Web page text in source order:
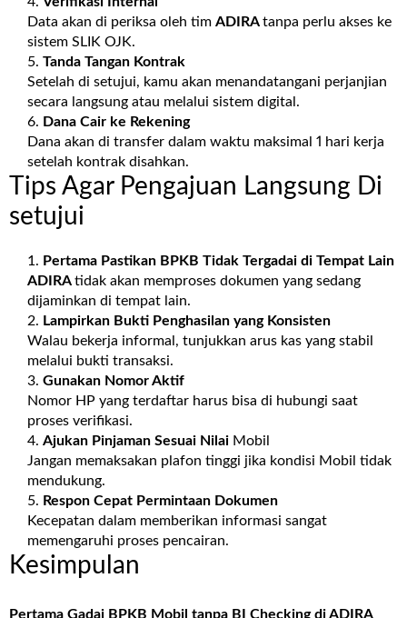
Data akan di periksa oleh tim ADIRAtanpa perlu akses ke
sistem SLIK OJK.
Tanda Tangan Kontrak
Setelah di setujui, kamu akan menandatangani perjanjian
secara langsung atau melalui sistem digital.
Dana Cair ke Rekening
Dana akan di transfer dalam waktu maksimal 1 hari kerja
setelah kontrak disahkan.
Tips Agar Pengajuan Langsung Di
setujui
Pertama Pastikan BPKB Tidak Tergadai di Tempat Lain
ADIRAtidak akan memproses dokumen yang sedang
dijaminkan di tempat lain.
Lampirkan Bukti Penghasilan yang Konsisten
Walau bekerja informal, tunjukkan arus kas yang stabil
melalui bukti transaksi.
Gunakan Nomor Aktif
Nomor HP yang terdaftar harus bisa di hubungi saat
proses verifikasi.
Ajukan Pinjaman Sesuai Nilai Mobil
Jangan memaksakan plafon tinggi jika kondisi Mobil tidak
mendukung.
Respon Cepat Permintaan Dokumen
Kecepatan dalam memberikan informasi sangat
memengaruhi proses pencairan.
Kesimpulan
Pertama Gadai BPKB Mobil tanpa BI Checking diADIRA